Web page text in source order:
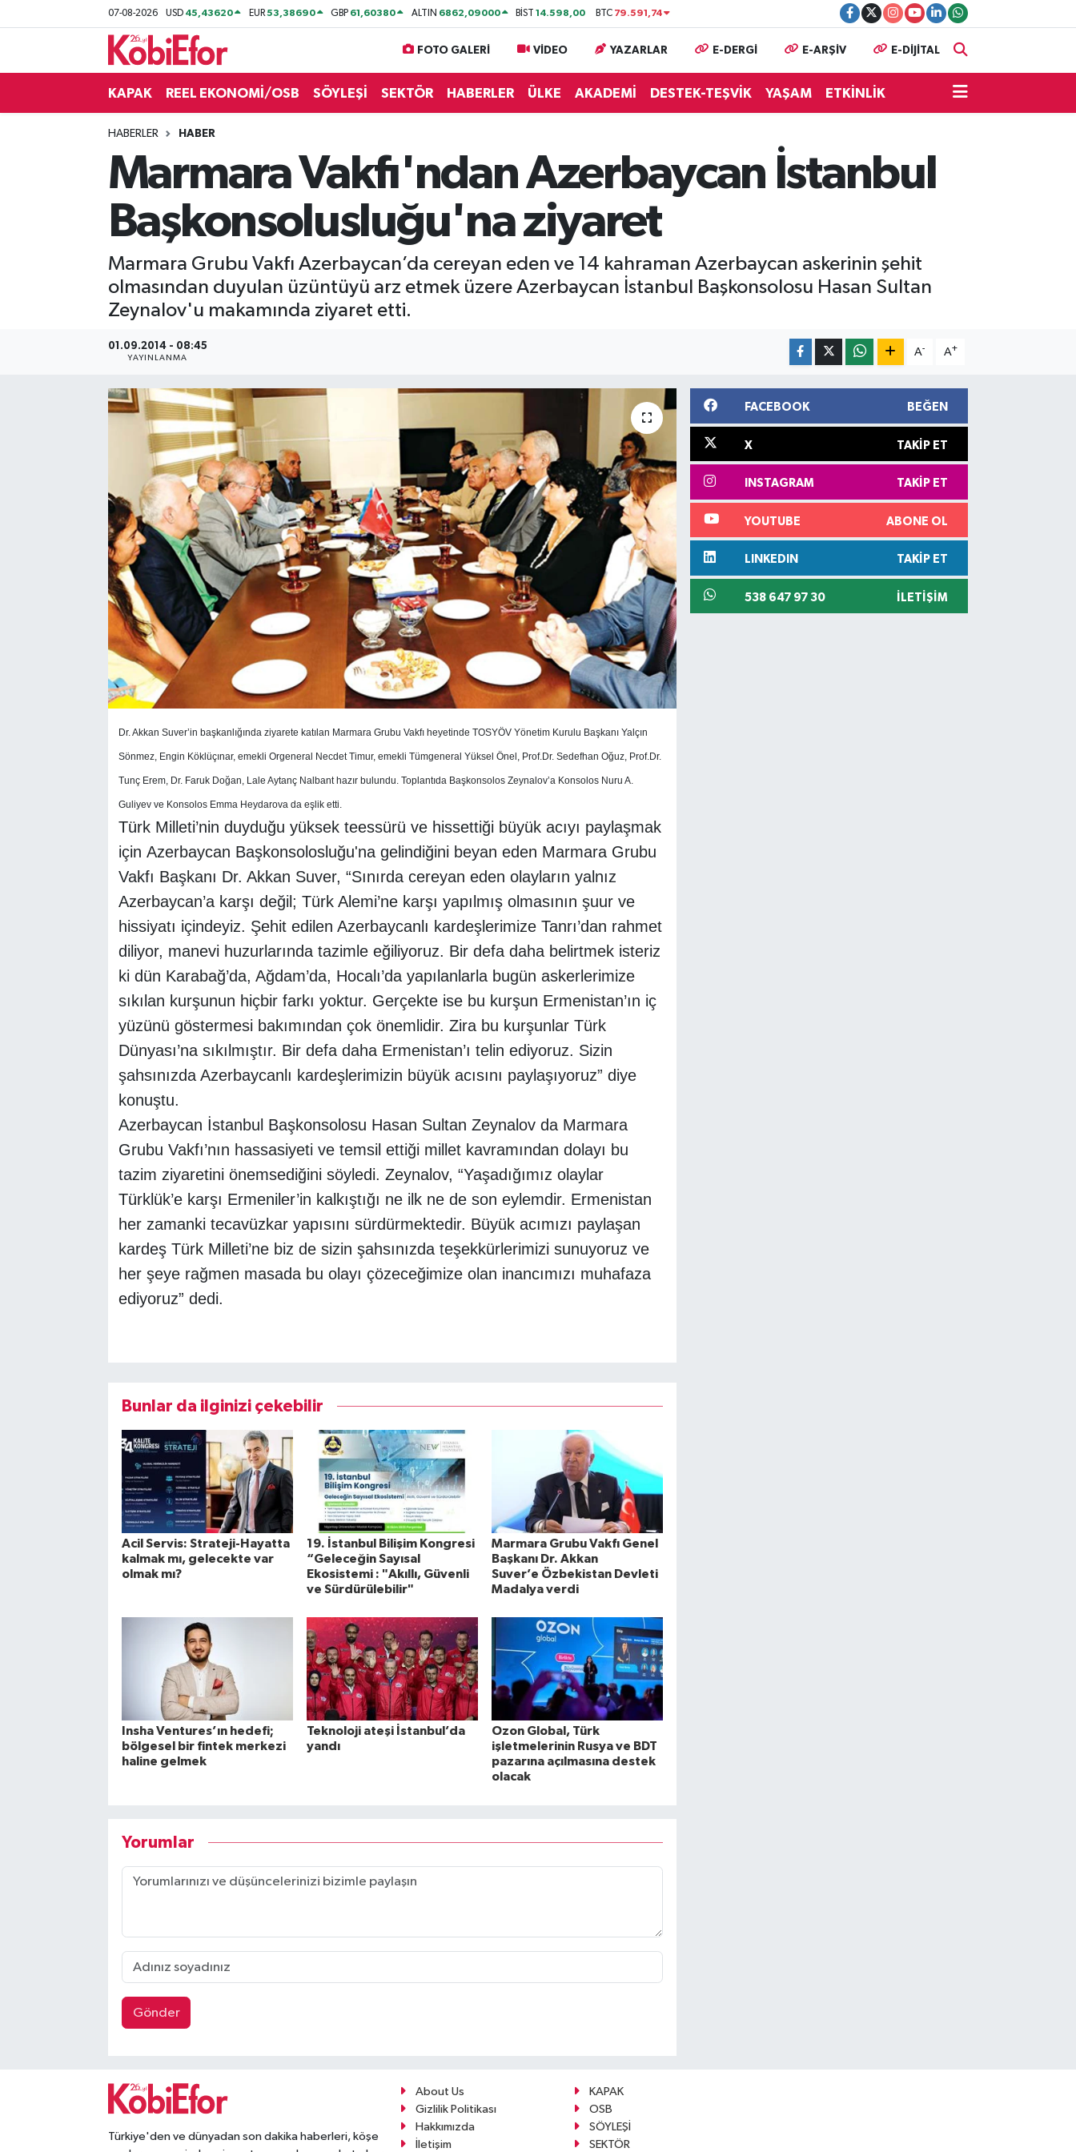
07-08-2026 USD 45,43620 EUR53,38690 GBP 61,60380 ALTIN 6862,09000 BİST14.598,00 BTC 79.591,74
FOTO GALERİ VİDEO YAZARLAR E-DERGİ E-ARŞİV E-DİJİTAL
KAPAK REEL EKONOMİ/OSB SÖYLEŞİ SEKTÖR HABERLER ÜLKE AKADEMİ DESTEK-TEŞVİK YAŞAM ETKİNLİK
HABERLER HABER
Marmara Vakfı'ndan Azerbaycan İstanbul
Başkonsolusluğu'na ziyaret
Marmara Grubu Vakfı Azerbaycan’da cereyan eden ve 14 kahraman Azerbaycan askerinin şehit
olmasından duyulan üzüntüyü arz etmek üzere Azerbaycan İstanbul Başkonsolosu Hasan Sultan
Zeynalov'u makamında ziyaret etti.
01.09.2014 - 08:45
YAYINLANMA
A- A+
Dr. Akkan Suver’in başkanlığında ziyarete katılan Marmara Grubu Vakfı heyetinde TOSYÖV Yönetim Kurulu Başkanı Yalçın
Sönmez, Engin Köklüçınar, emekli Orgeneral Necdet Timur, emekli Tümgeneral Yüksel Önel, Prof.Dr. Sedefhan Oğuz, Prof.Dr.
Tunç Erem, Dr. Faruk Doğan, Lale Aytanç Nalbant hazır bulundu. Toplantıda Başkonsolos Zeynalov’a Konsolos Nuru A.
Guliyev ve Konsolos Emma Heydarova da eşlik etti.
Türk Milleti’nin duyduğu yüksek teessürü ve hissettiği büyük acıyı paylaşmak
için Azerbaycan Başkonsolosluğu'na gelindiğini beyan eden Marmara Grubu
Vakfı Başkanı Dr. Akkan Suver, “Sınırda cereyan eden olayların yalnız
Azerbaycan’a karşı değil; Türk Alemi’ne karşı yapılmış olmasının şuur ve
hissiyatı içindeyiz. Şehit edilen Azerbaycanlı kardeşlerimize Tanrı’dan rahmet
diliyor, manevi huzurlarında tazimle eğiliyoruz. Bir defa daha belirtmek isteriz
ki dün Karabağ’da, Ağdam’da, Hocalı’da yapılanlarla bugün askerlerimize
sıkılan kurşunun hiçbir farkı yoktur. Gerçekte ise bu kurşun Ermenistan’ın iç
yüzünü göstermesi bakımından çok önemlidir. Zira bu kurşunlar Türk
Dünyası’na sıkılmıştır. Bir defa daha Ermenistan’ı telin ediyoruz. Sizin
şahsınızda Azerbaycanlı kardeşlerimizin büyük acısını paylaşıyoruz” diye
konuştu.
Azerbaycan İstanbul Başkonsolosu Hasan Sultan Zeynalov da Marmara
Grubu Vakfı’nın hassasiyeti ve temsil ettiği millet kavramından dolayı bu
tazim ziyaretini önemsediğini söyledi. Zeynalov, “Yaşadığımız olaylar
Türklük’e karşı Ermeniler’in kalkıştığı ne ilk ne de son eylemdir. Ermenistan
her zamanki tecavüzkar yapısını sürdürmektedir. Büyük acımızı paylaşan
kardeş Türk Milleti’ne biz de sizin şahsınızda teşekkürlerimizi sunuyoruz ve
her şeye rağmen masada bu olayı çözeceğimize olan inancımızı muhafaza
ediyoruz” dedi.
Bunlar da ilginizi çekebilir
Acil Servis: Strateji-Hayatta
kalmak mı, gelecekte var
olmak mı?
19. İstanbul Bilişim Kongresi
“Geleceğin Sayısal
Ekosistemi : "Akıllı, Güvenli
ve Sürdürülebilir"
Marmara Grubu Vakfı Genel
Başkanı Dr. Akkan
Suver’e Özbekistan Devleti
Madalya verdi
Insha Ventures’ın hedefi;
bölgesel bir fintek merkezi
haline gelmek
Teknoloji ateşi İstanbul’da
yandı
Ozon Global, Türk
işletmelerinin Rusya ve BDT
pazarına açılmasına destek
olacak
Yorumlar
Gönder
FACEBOOK BEĞEN
X TAKIP ET
INSTAGRAM TAKIP ET
YOUTUBE ABONE OL
LINKEDIN TAKIP ET
538 647 97 30 İLETIŞIM
Türkiye'den ve dünyadan son dakika haberleri, köşe
About Us
KAPAK
Gizlilik Politikası
OSB
Hakkımızda
SÖYLEŞİ
İletişim
SEKTÖR
BİLİŞİM PANO
HABERLER